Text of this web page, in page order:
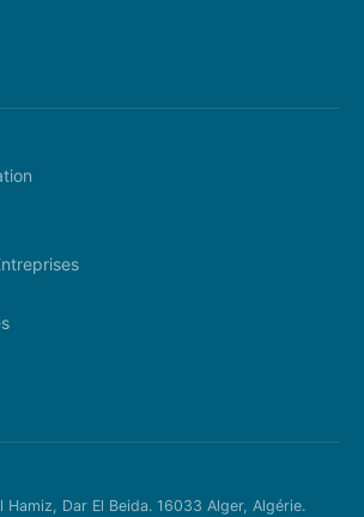
Hamiz, Dar El Beida. 16033 Alger, Algérie.